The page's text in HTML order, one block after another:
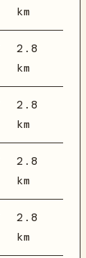
km
2.8
km
2.8
km
2.8
km
2.8
km